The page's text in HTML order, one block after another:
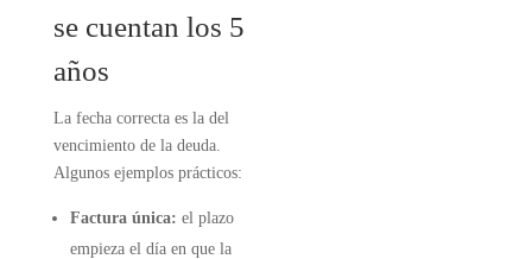
se cuentan los 5
años
La fecha correcta es la del
vencimiento de la deuda.
Algunos ejemplos prácticos:
Factura única: el plazo
empieza el día en que la